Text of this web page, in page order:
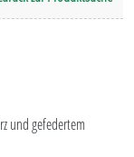
und gefedertem